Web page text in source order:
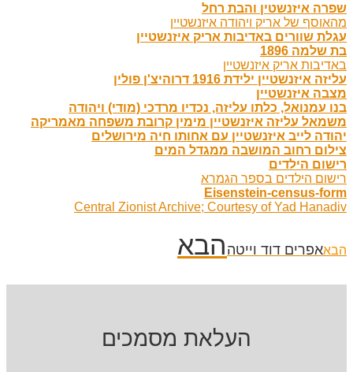
שפרה איזנשטין והבת רחל
מהאוסף של אריק ויהודה איזנשטיין
עגלת שוורים באדיבות אריק איזנשטיין
בת שלמה 1896
באדיבות אריק איזנשטיין
עליזה איזנשטיין ילידת 1916 דרוהיצ'ן פולין
מצבה איזנשטיין
בנו עמנואל, כלתו עליזה, נכדיו מרדכי (מודי) ויהודה
משמאל עליזה איזנשטיין מימין קרובת משפחה מאמריקה
יהודה לייב איזנשטיין עם אחותו חיה מירושלים
צילום רחוב המושבה ממגדל המים
רישום הילדים
רישום הילדים בספר הגמרא
Eisenstein-census-form
Central Zionist Archive; Courtesy of Yad Hanadiv
הבאאפרים דוד וייטה הבא
העלאת מסמכים